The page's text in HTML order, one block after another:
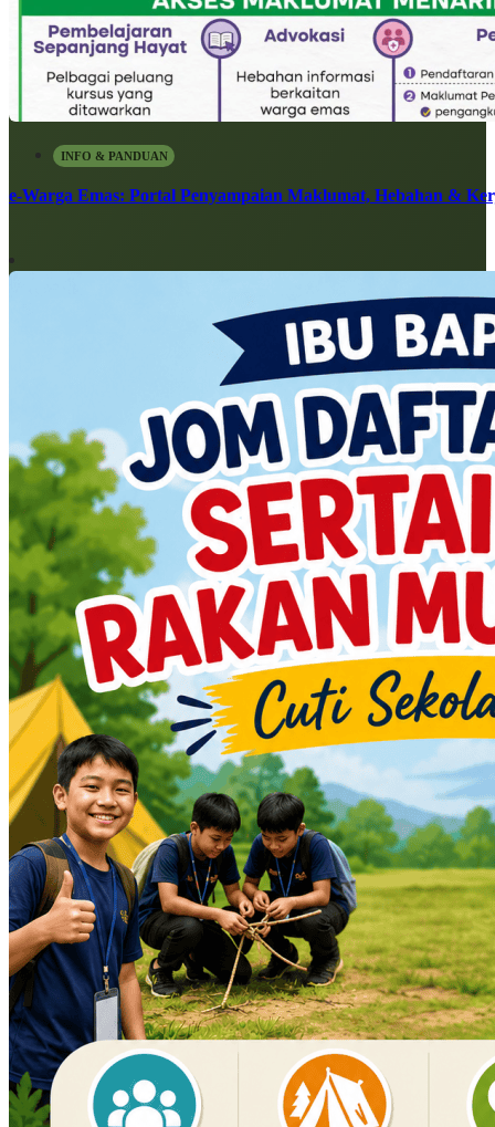
INFO & PANDUAN
e-Warga Emas: Portal Penyampaian Maklumat, Hebahan &